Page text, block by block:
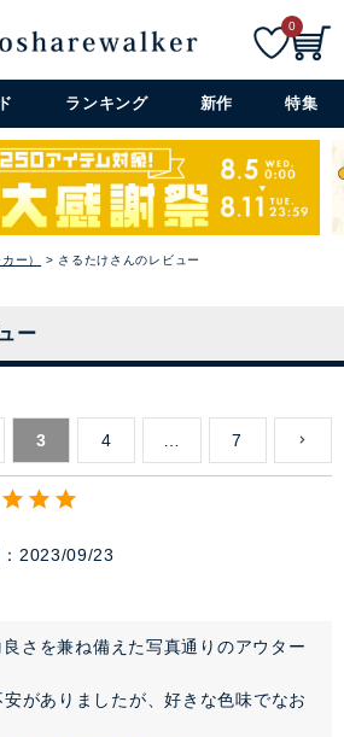
詳細検索+
0
ランキング 新作 特集
ー） さるたけさんのレビュー
ー
3 4 7
2023/09/23
さを兼ね備えた写真通りのアウター
がありましたが、好きな色味でなお